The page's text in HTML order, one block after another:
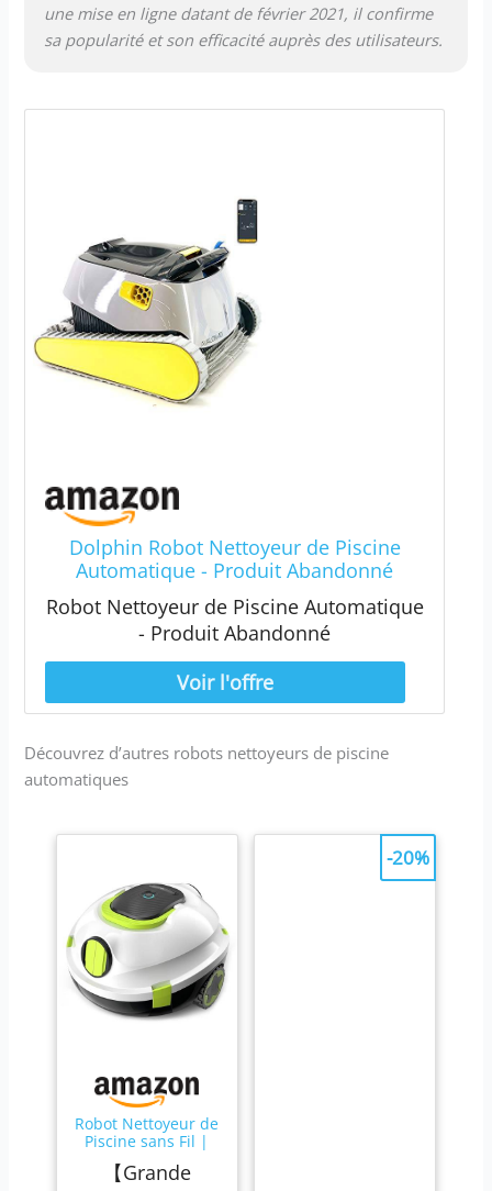
une mise en ligne datant de février 2021, il confirme
sa popularité et son efficacité auprès des utilisateurs.
Dolphin Robot Nettoyeur de Piscine
Automatique - Produit Abandonné
Robot Nettoyeur de Piscine Automatique
- Produit Abandonné
Découvrez d’autres robots nettoyeurs de piscine
automatiques
Robot Nettoyeur de
Piscine sans Fil |
Piscine
【Grande
-20%